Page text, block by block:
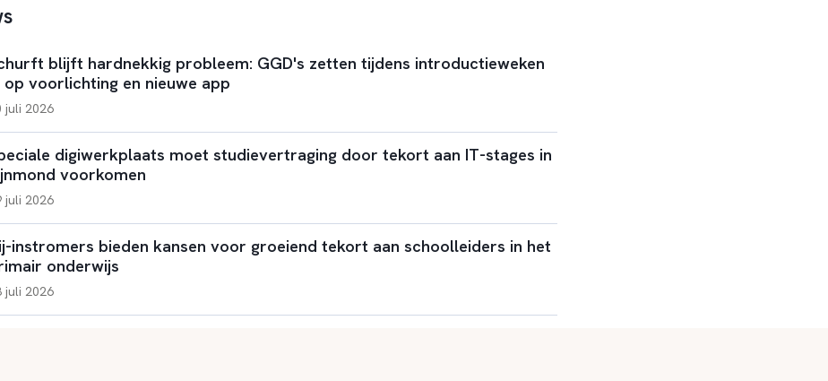
blijft hardnekkig probleem: GGD's zetten tijdens introductieweken
op voorlichting en nieuwe app
juli 2026
digiwerkplaats moet studievertraging door tekort aan IT-stages in
voorkomen
juli 2026
instromers bieden kansen voor groeiend tekort aan schoolleiders in het
onderwijs
juli 2026